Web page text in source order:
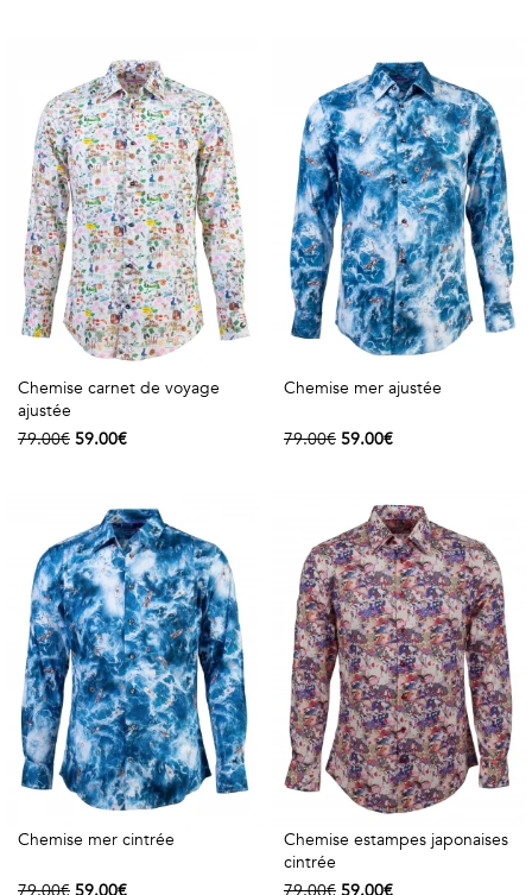
Chemise carnet de voyage
ajustée
79.00€ 59.00€
Chemise mer ajustée
79.00€ 59.00€
Chemise mer cintrée
Chemise estampes japonaises
cintrée